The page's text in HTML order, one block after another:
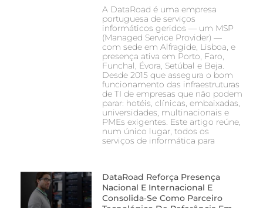
A DataRoad é uma empresa
portuguesa de serviços
informáticos geridos — um MSP
(Managed Service Provider) —
com sede em Alfragide, Lisboa, e
presença ativa em Porto, Faro,
Funchal, Évora, Setúbal e Beja.
Desde 2015 que assegura o bom
funcionamento das infraestruturas
de TI de empresas que não podem
parar: hotéis, clínicas, embaixadas,
universidades, multinacionais e
PMEs exigentes. Este artigo reúne,
num único lugar, todos os
serviços de informática para
DataRoad Reforça Presença
Nacional E Internacional E
Consolida‑se Como Parceiro